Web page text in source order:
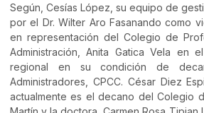
Según, Cesías López, su equipo de
por el Dr. Wilter Aro Fasanando como
en representación del Colegio de
Administración, Anita Gatica Vela en
regional en su condición de
Administradores, CPCC. César Diez
actualmente es el decano del Colegio